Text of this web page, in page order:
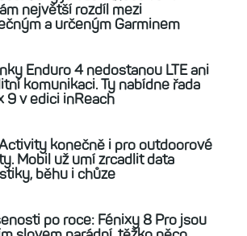
REKLAMA
největší rozdíl mezi
a určeným Garminem